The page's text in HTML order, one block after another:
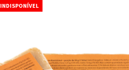
INDISPONÍVEL